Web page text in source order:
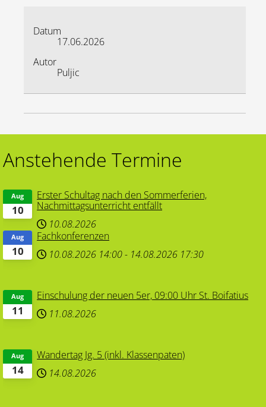
Datum
17.06.2026
Autor
Puljic
Anstehende Termine
10
Aug
Erster Schultag nach den Sommerferien,
Nachmittagsunterricht entfällt
10.08.2026
10
Aug
Fachkonferenzen
10.08.2026 14:00- 14.08.2026 17:30
11
Aug
Einschulung der neuen 5er, 09:00 Uhr St. Boifatius
11.08.2026
14
Aug
Wandertag Jg. 5 (inkl. Klassenpaten)
14.08.2026